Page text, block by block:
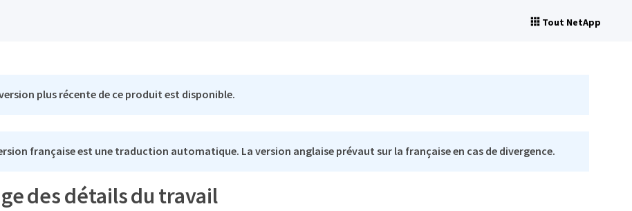
Tout NetApp
plus récente de ce produit est disponible.
française est une traduction automatique. La version anglaise prévaut sur la française en cas de divergence.
des détails du travail